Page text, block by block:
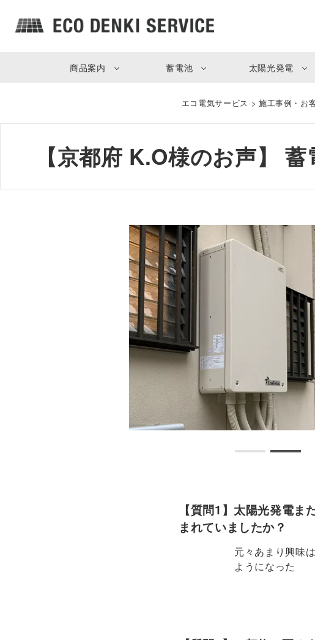
商品案内 蓄電池 太陽光発電
エコ電気サービス > 施工事例・お
【京都府 K.O様のお声】
【質問1】太陽光発電
まれていましたか？
元々あまり興味
ようになった